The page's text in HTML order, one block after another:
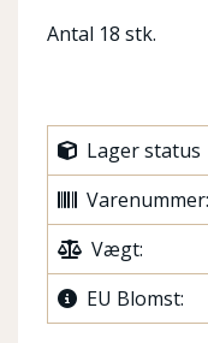
Antal 18 stk.
Lager status
Varenummer:
Vægt:
EU Blomst: